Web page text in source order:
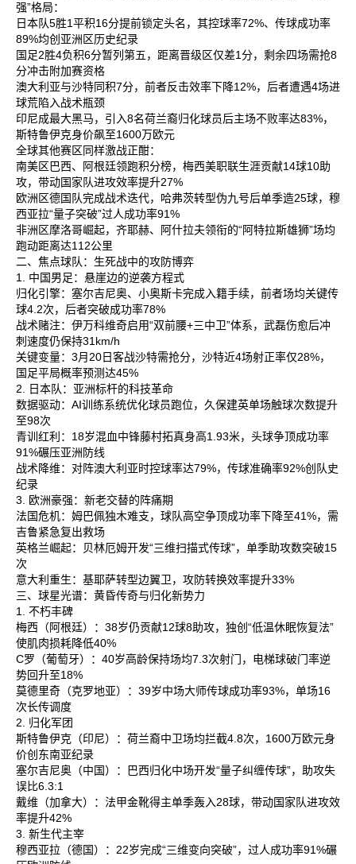
强”格局：
日本队‌5胜1平积16分提前锁定头名，其控球率72%、传球成功率
89%均创亚洲区历史纪录‌
国足‌2胜4负积6分暂列第五，距离晋级区仅差1分，剩余四场需抢8
分冲击附加赛资格‌
澳大利亚‌与‌沙特‌同积7分，前者反击效率下降12%，后者遭遇4场进
球荒陷入战术瓶颈‌
印尼‌成最大黑马，引入8名荷兰裔归化球员后主场不败率达83%，
斯特鲁伊克身价飙至1600万欧元‌
全球其他赛区同样激战正酣：
南美区‌巴西、阿根廷领跑积分榜，梅西美职联生涯贡献14球10助
攻，带动国家队进攻效率提升27%‌
欧洲区‌德国队完成战术迭代，哈弗茨转型伪九号后单季造25球，穆
西亚拉“量子突破”过人成功率91%‌
非洲区‌摩洛哥崛起，齐耶赫、阿什拉夫领衔的“阿特拉斯雄狮”场均
跑动距离达112公里‌
二、焦点球队：生死战中的攻防博弈
1. 中国男足：悬崖边的逆袭方程式
归化引擎‌：塞尔吉尼奥、小奥斯卡完成入籍手续，前者场均关键传
球4.2次，后者突破成功率78%‌
战术赌注‌：伊万科维奇启用“双前腰+三中卫”体系，武磊伤愈后冲
刺速度仍保持31km/h‌
关键变量‌：3月20日客战沙特需抢分，沙特近4场射正率仅28%，
国足平局概率预测达45%‌
2. 日本队：亚洲标杆的科技革命
数据驱动‌：AI训练系统优化球员跑位，久保建英单场触球次数提升
至98次‌
青训红利‌：18岁混血中锋藤村拓真身高1.93米，头球争顶成功率
91%碾压亚洲防线‌
战术降维‌：对阵澳大利亚时控球率达79%，传球准确率92%创队史
纪录‌
3. 欧洲豪强：新老交替的阵痛期
法国危机‌：姆巴佩独木难支，球队高空争顶成功率下降至41%，需
吉鲁紧急复出救场‌
英格兰崛起‌：贝林厄姆开发“三维扫描式传球”，单季助攻数突破15
次‌
意大利重生‌：基耶萨转型边翼卫，攻防转换效率提升33%‌
三、球星光谱：黄昏传奇与归化新势力
1. 不朽丰碑
梅西‌（阿根廷）：38岁仍贡献12球8助攻，独创“低温休眠恢复法”
使肌肉损耗降低40%‌
C罗‌（葡萄牙）：40岁高龄保持场均7.3次射门，电梯球破门率逆
势回升至18%‌
莫德里奇‌（克罗地亚）：39岁中场大师传球成功率93%，单场16
次长传调度‌
2. 归化军团
斯特鲁伊克‌（印尼）：荷兰裔中卫场均拦截4.8次，1600万欧元身
价创东南亚纪录‌
塞尔吉尼奥‌（中国）：巴西归化中场开发“量子纠缠传球”，助攻失
误比6.3:1‌
戴维‌（加拿大）：法甲金靴得主单季轰入28球，带动国家队进攻效
率提升42%‌
3. 新生代主宰
穆西亚拉‌（德国）：22岁完成“三维变向突破”，过人成功率91%碾